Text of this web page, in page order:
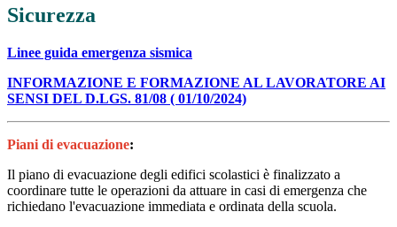
Sicurezza
Linee guida emergenza sismica
INFORMAZIONE E FORMAZIONE AL LAVORATORE AI
SENSI DEL D.LGS. 81/08 ( 01/10/2024)
Piani di evacuazione:
Il piano di evacuazione degli edifici scolastici è finalizzato a
coordinare tutte le operazioni da attuare in casi di emergenza che
richiedano l'evacuazione immediata e ordinata della scuola.